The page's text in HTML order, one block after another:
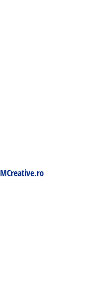
MCreative.ro